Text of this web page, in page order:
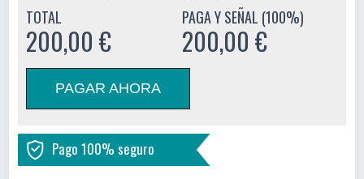
TOTAL
200,00 €
PAGA Y SEÑAL (100%)
200,00 €
PAGAR AHORA
Pago 100% seguro